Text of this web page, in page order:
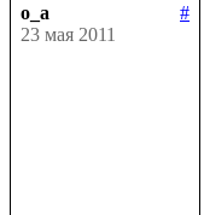
o_a
#
23 мая 2011